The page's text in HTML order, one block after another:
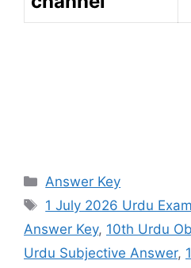
Categories
Answer Key
Tags
1 July 2026 Urdu Exam
Answer Key, 10th Urdu
Urdu Subjective Answer,